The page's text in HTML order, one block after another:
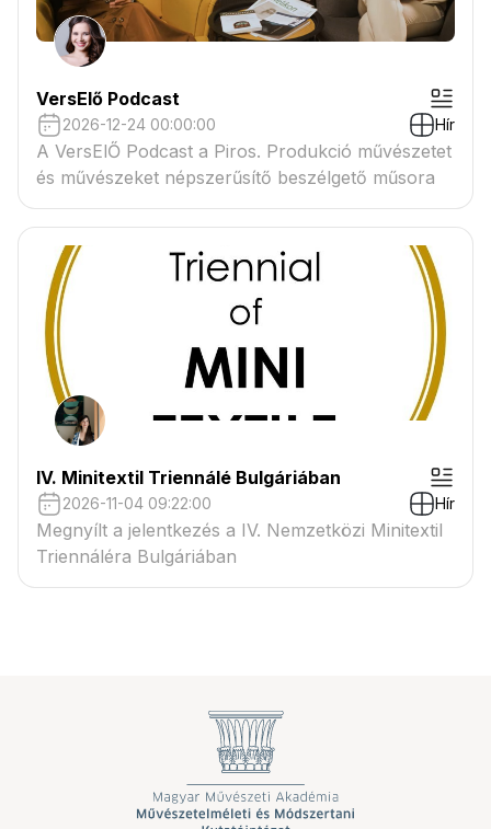
VersElő Podcast
2026-12-24 00:00:00 Hír
A VersElŐ Podcast a Piros. Produkció művészetet
és művészeket népszerűsítő beszélgető műsora
IV. Minitextil Triennálé Bulgáriában
2026-11-04 09:22:00 Hír
Megnyílt a jelentkezés a IV. Nemzetközi Minitextil
Triennáléra Bulgáriában